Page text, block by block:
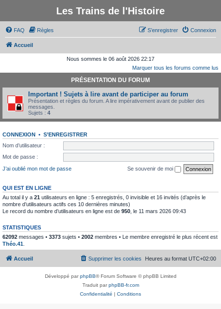
Les Trains de l'Histoire
FAQ Règles Connexion
S’enregistrer
Accueil
Nous sommes le 06 août 2026 22:17
Marquer tous les forums comme lus
PRÉSENTATION DU FORUM
Important ! Sujets à lire avant de participer au forum
Présentation et règles du forum. A lire impérativement avant de publier des
messages.
Sujets : 4
CONNEXION • S’ENREGISTRER
Nom d’utilisateur :
Mot de passe :
J’ai oublié mon mot de passe
Se souvenir de moi
QUI EST EN LIGNE
Au total il y a 21 utilisateurs en ligne : 5 enregistrés, 0 invisible et 16 invités (d’après le
nombre d’utilisateurs actifs ces 10 dernières minutes)
Le record du nombre d’utilisateurs en ligne est de 950 , le 11 mars 2026 09:43
STATISTIQUES
62092 messages • 3373 sujets • 2002 membres • Le membre enregistré le plus récent est
Théo.41
Accueil Heures au format UTC+02:00
Supprimer les cookies
Développé parphpBB® Forum Software © phpBB Limited
Traduit parphpBB-fr.com
Confidentialité | Conditions